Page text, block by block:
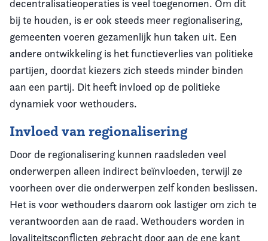
decentralisatieoperaties is veel toegenomen. Om dit
bij te houden, is er ook steeds meer regionalisering,
gemeenten voeren gezamenlijk hun taken uit. Een
andere ontwikkeling is het functieverlies van politieke
partijen, doordat kiezers zich steeds minder binden
aan een partij. Dit heeft invloed op de politieke
dynamiek voor wethouders.
Invloed van regionalisering
Door de regionalisering kunnen raadsleden veel
onderwerpen alleen indirect beïnvloeden, terwijl ze
voorheen over die onderwerpen zelf konden beslissen.
Het is voor wethouders daarom ook lastiger om zich te
verantwoorden aan de raad. Wethouders worden in
loyaliteitsconflicten gebracht door aan de ene kant